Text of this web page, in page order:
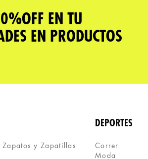
EN TU
EN PRODUCTOS
Zapatos y Zapatillas
DEPORTES
Correr
Moda